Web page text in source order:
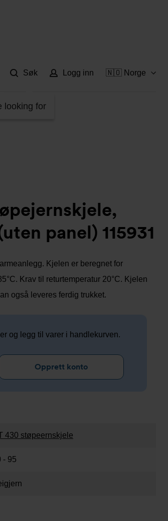
looking for
Søk Logg inn 🇳🇴 Norge
115931
panel) 115931
Kjelen er beregnet for
Krav til returtemperatur 20°C. Kjelen
også leveres ferdig trukket.
og legg til varer i handlekurven.
Opprett konto
430 støpeernskjele
- 95